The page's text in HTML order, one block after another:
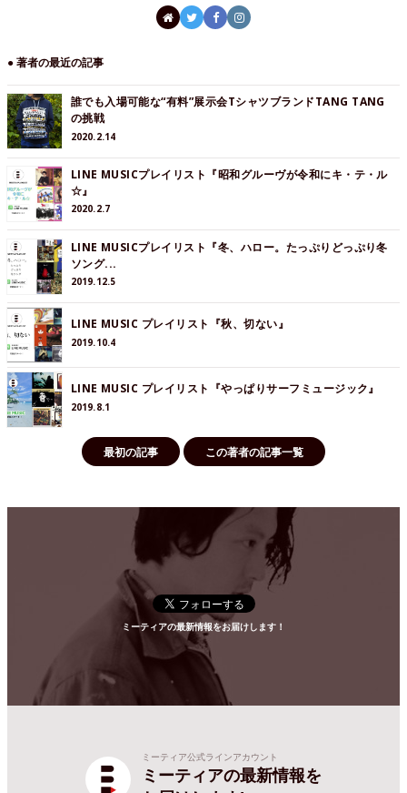
● 著者の最近の記事
誰でも入場可能な“有料”展示会TシャツブランドTANG TANG
の挑戦
2020.2.14
LINE MUSICプレイリスト『昭和グルーヴが令和にキ・テ・ル
☆』
2020.2.7
LINE MUSICプレイリスト『冬、ハロー。たっぷりどっぷり冬
ソング...
2019.12.5
LINE MUSIC プレイリスト『秋、切ない』
2019.10.4
LINE MUSIC プレイリスト『やっぱりサーフミュージック』
2019.8.1
最初の記事 この著者の記事一覧
ミーティアの最新情報をお届けします！
ミーティア公式ラインアカウント
ミーティアの最新情報を